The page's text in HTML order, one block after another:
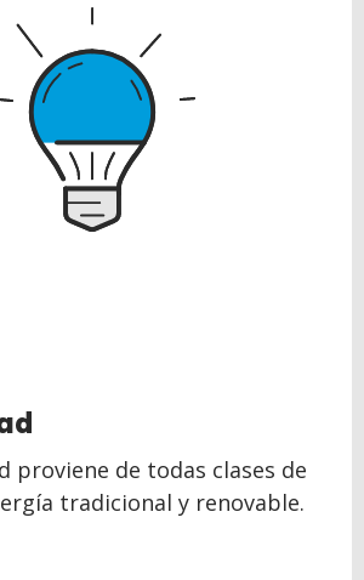
proviene de todas clases de
tradicional y renovable.